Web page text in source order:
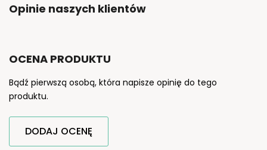
Opinie naszych klientów
OCENA PRODUKTU
Bądź pierwszą osobą, która napisze opinię do tego
produktu.
DODAJ OCENĘ